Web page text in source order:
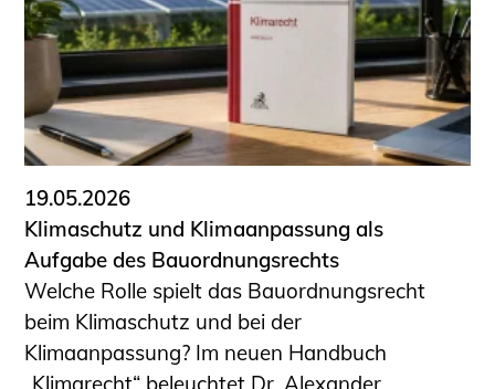
19.05.2026
Klimaschutz und Klimaanpassung als
Aufgabe des Bauordnungsrechts
Welche Rolle spielt das Bauordnungsrecht
beim Klimaschutz und bei der
Klimaanpassung? Im neuen Handbuch
„Klimarecht“ beleuchtet Dr. Alexander ...